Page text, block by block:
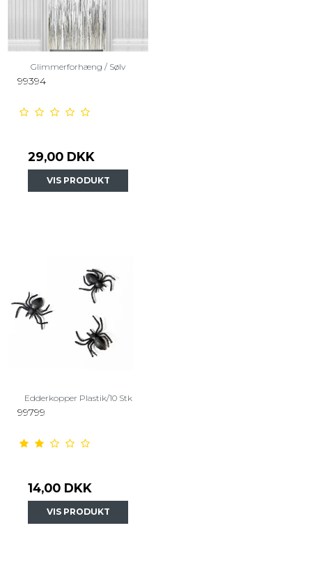
Glimmerforhæng / Sølv
99394
29,00 DKK
VIS PRODUKT
Edderkopper Plastik/10 Stk
99799
14,00 DKK
VIS PRODUKT